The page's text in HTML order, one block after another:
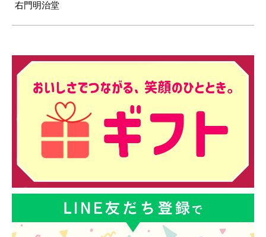
右門明治堂